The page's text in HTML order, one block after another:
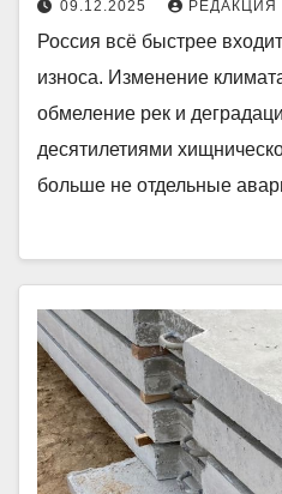
09.12.2025 РЕДАКЦИЯ
Россия всё быстрее
износа. Изменение
обмеление рек и
десятилетиями
больше не отдельные